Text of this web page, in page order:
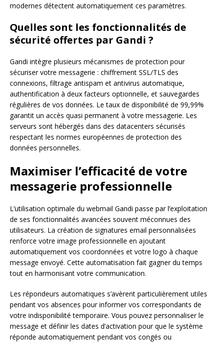
modernes détectent automatiquement ces paramètres.
Quelles sont les fonctionnalités de
sécurité offertes par Gandi ?
Gandi intègre plusieurs mécanismes de protection pour
sécuriser votre messagerie : chiffrement SSL/TLS des
connexions, filtrage antispam et antivirus automatique,
authentification à deux facteurs optionnelle, et sauvegardes
régulières de vos données. Le taux de disponibilité de 99,99%
garantit un accès quasi permanent à votre messagerie. Les
serveurs sont hébergés dans des datacenters sécurisés
respectant les normes européennes de protection des
données personnelles.
Maximiser l’efficacité de votre
messagerie professionnelle
L’utilisation optimale du webmail Gandi passe par l’exploitation
de ses fonctionnalités avancées souvent méconnues des
utilisateurs. La création de signatures email personnalisées
renforce votre image professionnelle en ajoutant
automatiquement vos coordonnées et votre logo à chaque
message envoyé. Cette automatisation fait gagner du temps
tout en harmonisant votre communication.
Les répondeurs automatiques s’avèrent particulièrement utiles
pendant vos absences pour informer vos correspondants de
votre indisponibilité temporaire. Vous pouvez personnaliser le
message et définir les dates d’activation pour que le système
réponde automatiquement pendant vos congés ou